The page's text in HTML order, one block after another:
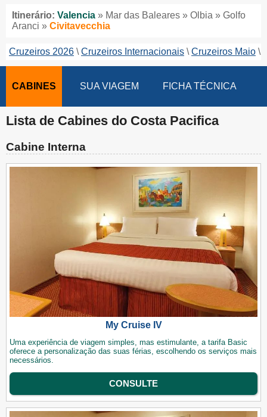
Itinerário: Valencia » Mar das Baleares » Olbia » Golfo
Aranci » Civitavecchia
Cruzeiros 2026 Cruzeiros Internacionais Cruzeiros Maio
CABINES SUA VIAGEM FICHA TÉCNICA
Lista de Cabines do Costa Pacifica
Cabine Interna
My Cruise IV
Uma experiência de viagem simples, mas estimulante, a tarifa Basic
oferece a personalização das suas férias, escolhendo os serviços mais
necessários.
CONSULTE